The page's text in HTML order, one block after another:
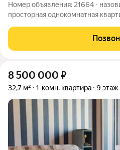
Номер объявления: 21664 -
просторная однокомнатная
железобетонными
Д. Жилая комната площадью 17,10
8 500 000 ₽
32,7 м² 1-комн. квартира 9 этаж